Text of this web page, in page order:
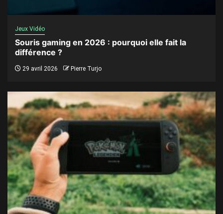
Jeux Vidéo
Souris gaming en 2026 : pourquoi elle fait la
différence ?
29 avril 2026 Pierre Turjo